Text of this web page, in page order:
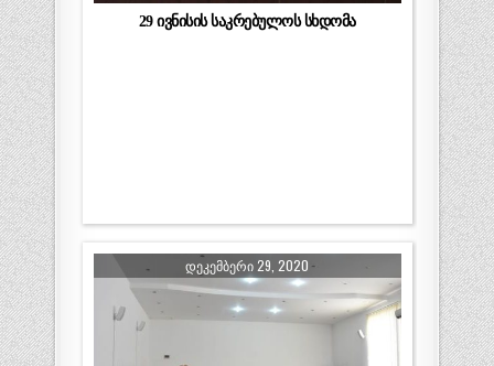
29 ივნისის საკრებულოს სხდომა
ᲓᲔᲙᲔᲛᲑᲔᲠᲘ 29, 2020